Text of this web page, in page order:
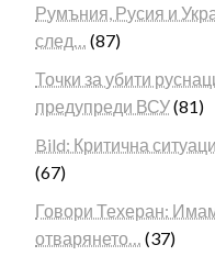
Румъния, Русия и
след…
(87)
Точки за убити
предупреди ВСУ(81)
Bild: Критична
(67)
Говори Техеран:
отварянето…
(37)